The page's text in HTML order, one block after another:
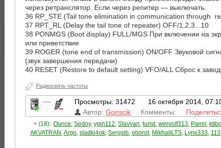
через ретранслятор. Если через репитер — выключать.
36 RP_STE (Tail tone elimination in communication through
37 RPT_RL (Delay the tail tone of repeater) OFF/1,2,3...10
38 PONMGS (Boot display) FULL/MGS При включении на
или приветствие
39 ROGER (tone end of transmission) ON/OFF Звуковой
(звук завершения передачи)
40 RESET (Restore to default setting) VFO/ALL Сброс к
Радиосвязь частоты
— Просмотры: 31472
16 октября 2014,
Автор:Gonscik Комменты:
+ (18): Ounce,Sedoy,ygin112,Slavyan,turist,wervolf313, Pamir,
AKVATRAN ,Argo,sladki4ok,Sergsib,oborot, MikhailLTS, Lynx333, 113